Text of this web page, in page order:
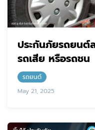
ประกันภัยรถยนต์
รถเสีย หรือรถชน
รถยนต์
May 21, 2025